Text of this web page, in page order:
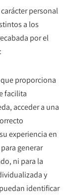
personal
a los
por el
proporciona
facilita
acceder a una
experiencia en
generar
ni para la
y
identificar